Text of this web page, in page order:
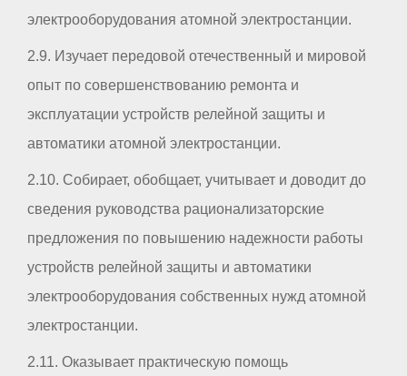
электрооборудования атомной электростанции.
2.9. Изучает передовой отечественный и мировой
опыт по совершенствованию ремонта и
эксплуатации устройств релейной защиты и
автоматики атомной электростанции.
2.10. Собирает, обобщает, учитывает и доводит до
сведения руководства рационализаторские
предложения по повышению надежности работы
устройств релейной защиты и автоматики
электрооборудования собственных нужд атомной
электростанции.
2.11. Оказывает практическую помощь